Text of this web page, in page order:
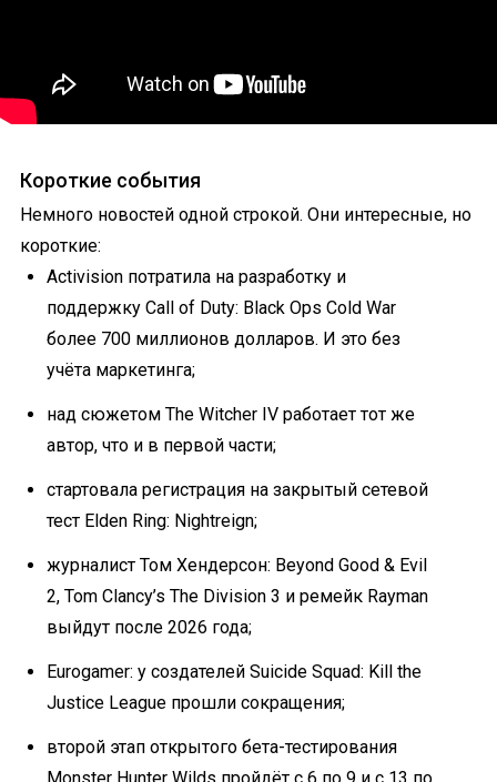
Короткие события
Немного новостей одной строкой. Они интересные, но
короткие:
Activision потратила на разработку и
поддержку Call of Duty: Black Ops Cold War
более 700 миллионов долларов. И это без
учёта маркетинга;
над сюжетом The Witcher IV работает тот же
автор, что и в первой части;
стартовала регистрация на закрытый сетевой
тест Elden Ring: Nightreign;
журналист Том Хендерсон: Beyond Good & Evil
2, Tom Clancy’s The Division 3 и ремейк Rayman
выйдут после 2026 года;
Eurogamer: у создателей Suicide Squad: Kill the
Justice League прошли сокращения;
второй этап открытого бета-тестирования